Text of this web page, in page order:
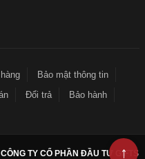
Bảo mật thông tin
Đổi trả
Bảo hành
CÔNG TY CỔ PHẦN ĐẦU TƯ GIFTS